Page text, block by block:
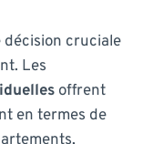
décision cruciale
Les
offrent
en termes de